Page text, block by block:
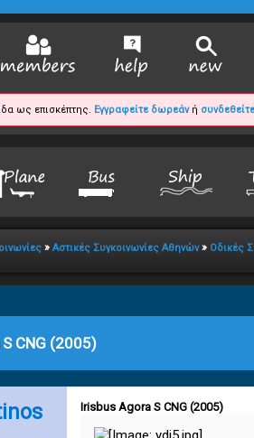
ως επισκέπτης. Εγγραφείτε δωρεάνή συνδεθείτε
» Αστικές Συγκοινωνίες Αθηνών» Οδικές
CNG (2005)
Irisbus Agora S CNG (2005)